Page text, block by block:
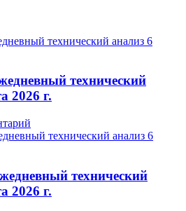
технический
2026 г.
технический
2026 г.